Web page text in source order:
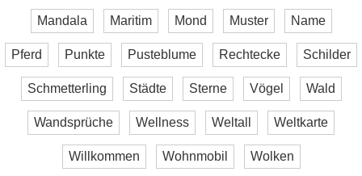
Mandala Maritim Mond Muster Name
Pferd Punkte Pusteblume Rechtecke Schilder
Schmetterling Städte Sterne Vögel Wald
Wandsprüche Wellness Weltall Weltkarte
Willkommen Wohnmobil Wolken